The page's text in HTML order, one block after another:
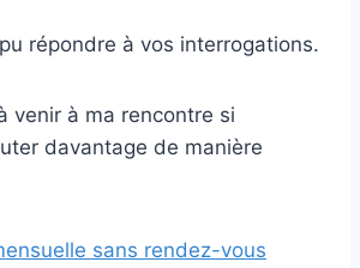
répondre à vos interrogations.
venir à ma rencontre si
davantage de manière
sans rendez-vous